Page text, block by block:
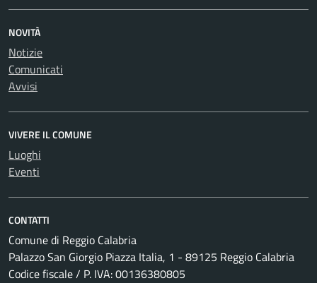
NOVITÀ
Notizie
Comunicati
Avvisi
VIVERE IL COMUNE
Luoghi
Eventi
CONTATTI
Comune di Reggio Calabria
Palazzo San Giorgio Piazza Italia, 1 - 89125 Reggio Calabria
Codice fiscale / P. IVA: 00136380805